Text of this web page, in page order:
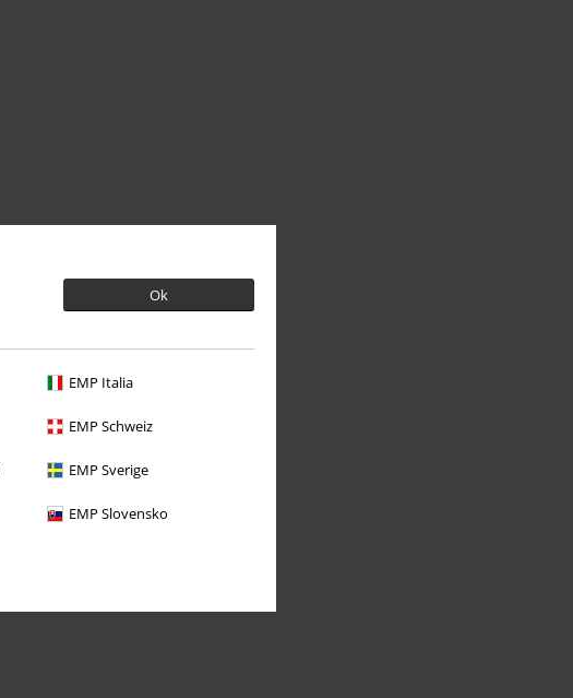
Ok
EMP Italia
EMP Schweiz
EMP Sverige
EMP Slovensko